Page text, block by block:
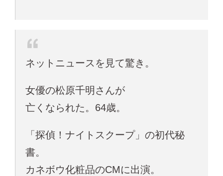
ネットニュースを見て驚き。
女優の松原千明さんが
亡くなられた。64歳。
「探偵！ナイトスクープ」の初代秘
書。
カネボウ化粧品のCMに出演。